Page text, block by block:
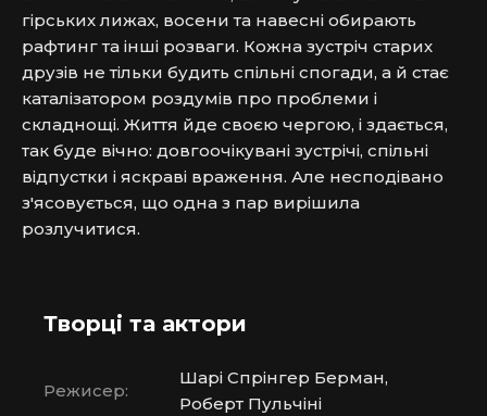
гірських лижах, восени та навесні обирають
рафтинг та інші розваги. Кожна зустріч старих
друзів не тільки будить спільні спогади, а й стає
каталізатором роздумів про проблеми і
складнощі. Життя йде своєю чергою, і здається,
так буде вічно: довгоочікувані зустрічі, спільні
відпустки і яскраві враження. Але несподівано
з'ясовується, що одна з пар вирішила
розлучитися.
Творці та актори
Режисер:
Шарі Спрінгер Берман,
Роберт Пульчіні